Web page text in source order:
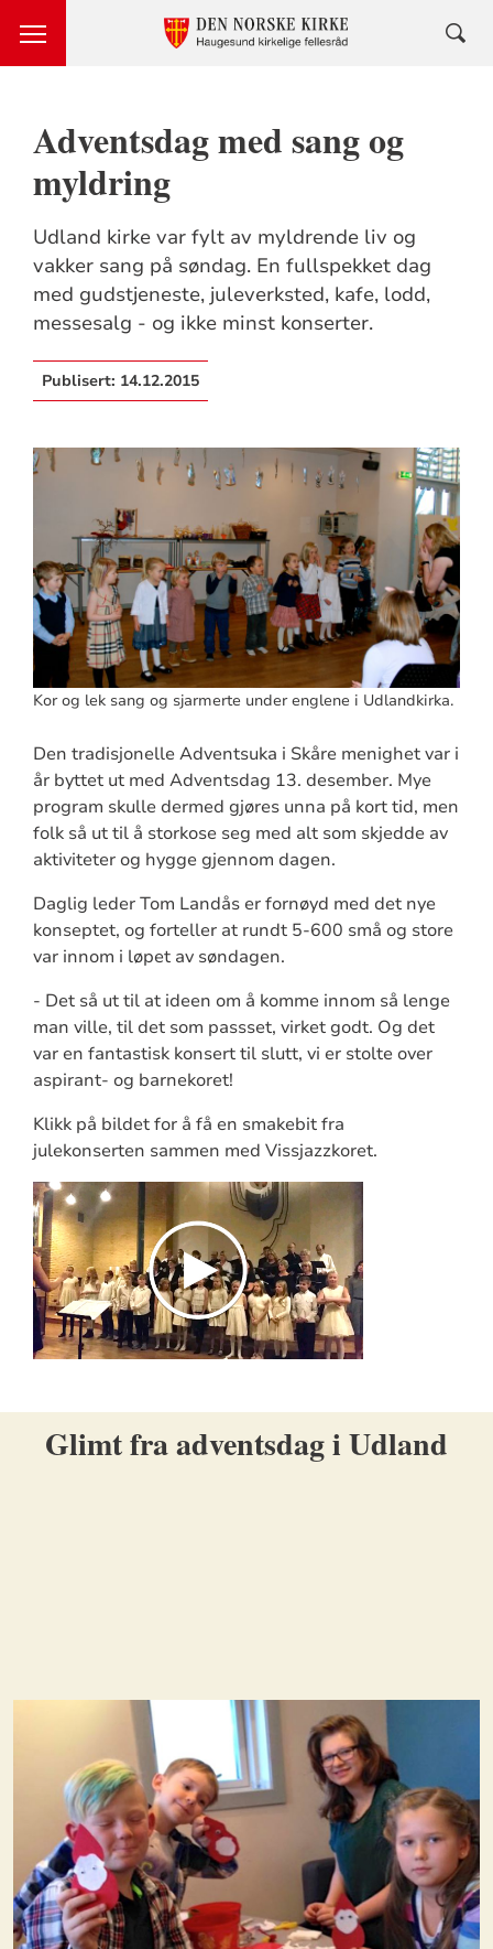
Adventsdag med sang og
myldring
Udland kirke var fylt av myldrende liv og
vakker sang på søndag. En fullspekket dag
med gudstjeneste, juleverksted, kafe, lodd,
messesalg - og ikke minst konserter.
Publisert: 14.12.2015
Kor og lek sang og sjarmerte under englene i Udlandkirka.
Den tradisjonelle Adventsuka i Skåre menighet var i
år byttet ut med Adventsdag 13. desember. Mye
program skulle dermed gjøres unna på kort tid, men
folk så ut til å storkose seg med alt som skjedde av
aktiviteter og hygge gjennom dagen.
Daglig leder Tom Landås er fornøyd med det nye
konseptet, og forteller at rundt 5-600 små og store
var innom i løpet av søndagen.
- Det så ut til at ideen om å komme innom så lenge
man ville, til det som passset, virket godt. Og det
var en fantastisk konsert til slutt, vi er stolte over
aspirant- og barnekoret!
Klikk på bildet for å få en smakebit fra
julekonserten sammen med Vissjazzkoret.
Glimt fra adventsdag i Udland